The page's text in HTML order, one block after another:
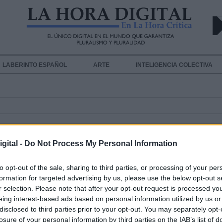
- Do Not Process My Personal Information
opt-out of the sale, sharing to third parties, or processing of your
for targeted advertising by us, please use the below opt-out
selection. Please note that after your opt-out request is processed
interest-based ads based on personal information utilized by us
to third parties prior to your opt-out. You may separately
of your personal information by third parties on the IAB’s list of
LABERINTO ESPAÑOL ARTE INTELIGENCIA COLECTIVA
Se acaba el tiempo para enviar las
candidaturas a los premios Atenea
Hombres por la Igualdad al